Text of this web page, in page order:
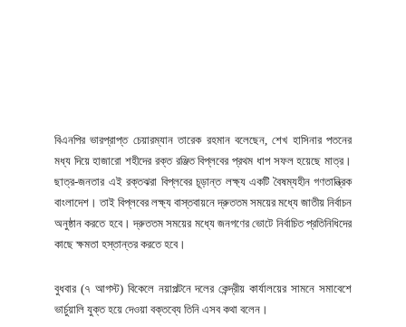
বিএনপির ভারপ্রাপ্ত চেয়ারম্যান তারেক রহমান বলেছেন, শেখ হাসিনার পতনের
মধ্য দিয়ে হাজারো শহীদের রক্ত রঞ্জিত বিপ্লবের প্রথম ধাপ সফল হয়েছে মাত্র।
ছাত্র-জনতার এই রক্তঝরা বিপ্লবের চূড়ান্ত লক্ষ্য একটি বৈষম্যহীন গণতান্ত্রিক
বাংলাদেশ। তাই বিপ্লবের লক্ষ্য বাস্তবায়নে দ্রুততম সময়ের মধ্যে জাতীয় নির্বাচন
অনুষ্ঠান করতে হবে। দ্রুততম সময়ের মধ্যে জনগণের ভোটে নির্বাচিত প্রতিনিধিদের
কাছে ক্ষমতা হস্তান্তর করতে হবে।
বুধবার (৭ আগস্ট) বিকেলে নয়াপল্টনে দলের কেন্দ্রীয় কার্যালয়ের সামনে সমাবেশে
ভার্চুয়ালি যুক্ত হয়ে দেওয়া বক্তব্যে তিনি এসব কথা বলেন।